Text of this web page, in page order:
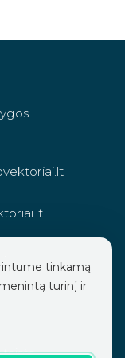
tinkamą
turinį ir
teisės